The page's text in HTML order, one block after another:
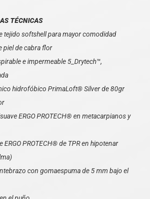
TÉCNICAS
tejido softshell para mayor comodidad
piel de cabra flor
e impermeable 5_Drytech™,
hidrofóbico PrimaLoft® Silver de 80gr
ERGO PROTECH® en metacarpianos y
ERGO PROTECH® de TPR en hipotenar
con gomaespuma de 5 mm bajo el